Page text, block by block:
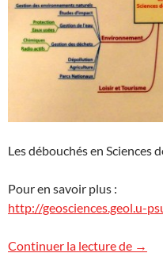
Les débouchés en Sciences
Pour en savoir plus :
http://geosciences.geol.u-
Continuer la lecture de →